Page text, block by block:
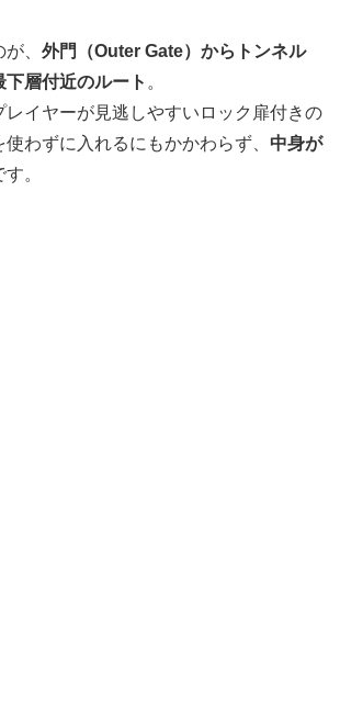
、 外門（Outer Gate）からトンネル
層付近のルート 。
レイヤーが見逃しやすいロック扉付きの
わずに入れるにもかかわらず、 中身が
。